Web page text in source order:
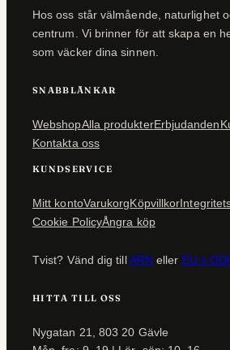
Hos oss står välmående, naturlighet
centrum. Vi brinner för att skapa en
som väcker dina sinnen.
SNABBLÄNKAR
WebshopAlla produkterErbjudanden
Kontakta oss
KUNDSERVICE
Mitt kontoVarukorgKöpvillkor
Cookie PolicyÅngra köp
Tvist? Vänd dig tillARN eller EU:s
HITTA TILL OSS
Nygatan 21, 803 20 Gävle